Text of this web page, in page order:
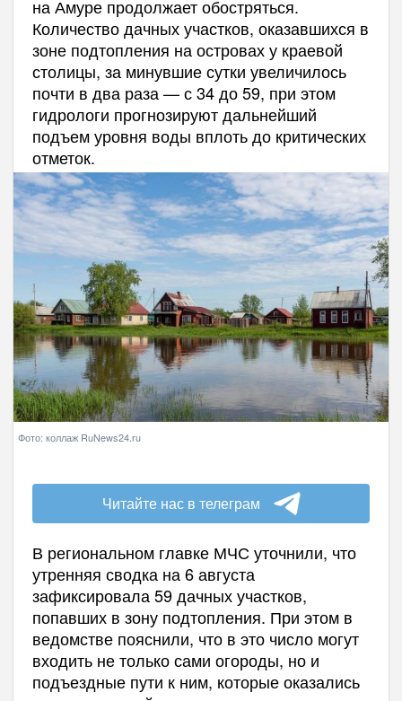
на Амуре продолжает обостряться.
Количество дачных участков, оказавшихся в
зоне подтопления на островах у краевой
столицы, за минувшие сутки увеличилось
почти в два раза — с 34 до 59, при этом
гидрологи прогнозируют дальнейший
подъем уровня воды вплоть до критических
отметок.
Фото: коллаж RuNews24.ru
Читайте нас в телеграм
В региональном главке МЧС уточнили, что
утренняя сводка на 6 августа
зафиксировала 59 дачных участков,
попавших в зону подтопления. При этом в
ведомстве пояснили, что в это число могут
входить не только сами огороды, но и
подъездные пути к ним, которые оказались